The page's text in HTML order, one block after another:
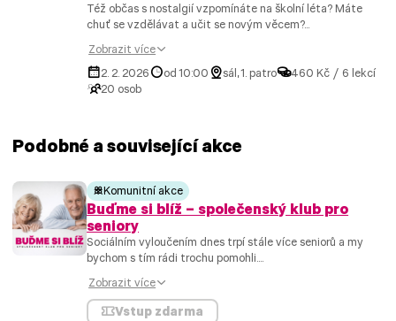
Též občas s nostalgií vzpomínáte na školní léta? Máte
chuť se vzdělávat a učit se novým věcem?...
Zobrazit více
2. 2. 2026
od 10:00 sál, 1. patro
460 Kč / 6 lekcí
20 osob
Podobné a související akce
Komunitní akce
Buďme si blíž – společenský klub pro
seniory
Sociálním vyloučením dnes trpí stále více seniorů a my
bychom s tím rádi trochu pomohli....
Zobrazit více
Vstup zdarma